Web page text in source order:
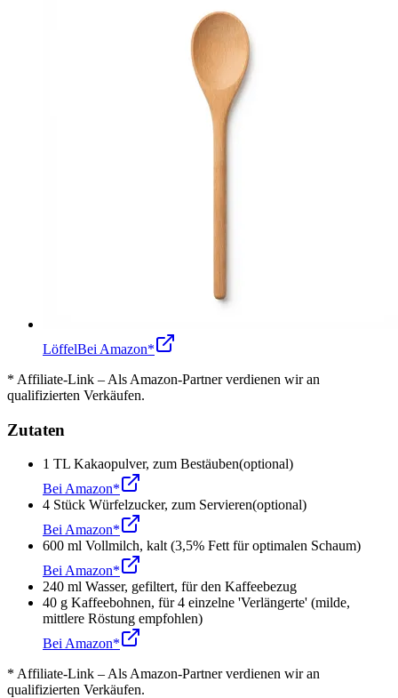
LöffelBei Amazon*
* Affiliate-Link – Als Amazon-Partner verdienen wir an
qualifizierten Verkäufen.
Zutaten
1 TL Kakaopulver, zum Bestäuben(optional)
Bei Amazon*
4 Stück Würfelzucker, zum Servieren(optional)
Bei Amazon*
600 ml Vollmilch, kalt (3,5% Fett für optimalen Schaum)
Bei Amazon*
240 ml Wasser, gefiltert, für den Kaffeebezug
40 g Kaffeebohnen, für 4 einzelne 'Verlängerte' (milde,
mittlere Röstung empfohlen)
Bei Amazon*
* Affiliate-Link – Als Amazon-Partner verdienen wir an
qualifizierten Verkäufen.